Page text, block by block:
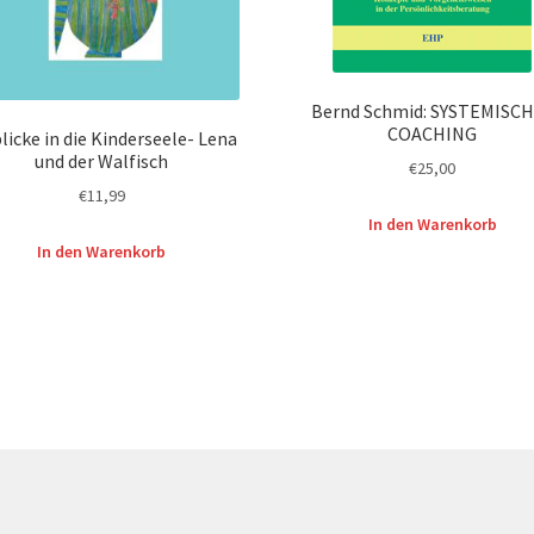
in die Kinderseele- Lena
und der Walfisch
€11,99
In den Warenkorb
Bernd Schmid:
COACHING
€25,00
In den Warenkorb